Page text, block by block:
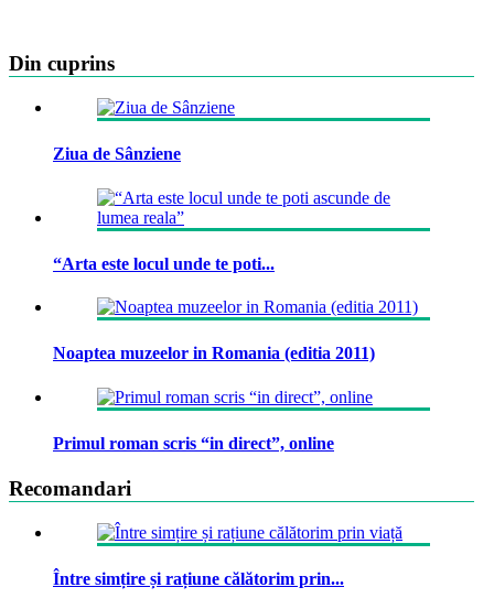
Din cuprins
Ziua de Sânziene
“Arta este locul unde te poti...
Noaptea muzeelor in Romania (editia 2011)
Primul roman scris “in direct”, online
Recomandari
Între simțire și rațiune călătorim prin...